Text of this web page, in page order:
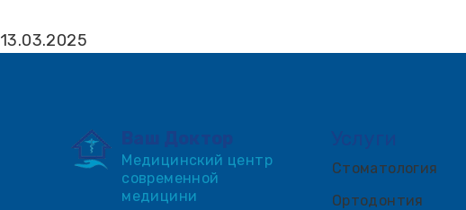
13.03.2025
Ваш Доктор
Медицинский центр
современной
медицини
Услуги
Стоматология
Ортодонтия